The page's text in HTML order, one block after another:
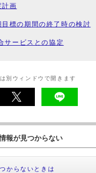
計画
目標の期間の終了時の検討
サービスとの協定
別ウィンドウで開きます
報が見つからない
からないときは